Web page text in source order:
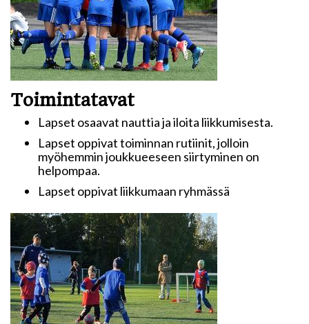
Toimintatavat
Lapset osaavat nauttia ja iloita liikkumisesta.
Lapset oppivat toiminnan rutiinit, jolloin
myöhemmin joukkueeseen siirtyminen on
helpompaa.
Lapset oppivat liikkumaan ryhmässä